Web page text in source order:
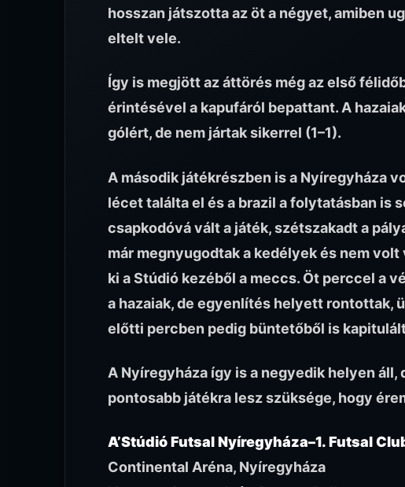
hosszan játszotta az öt a négyet, amiben
eltelt vele.
Így is megjött az áttörés még az első
érintésével a kapufáról bepattant. A
gólért, de nem jártak sikerrel (1–1).
A második játékrészben is a Nyíregyháza
lécet találta el és a brazil a folytatásban is
csapkodóvá vált a játék, szétszakadt a
már megnyugodtak a kedélyek és nem
ki a Stúdió kezéből a meccs. Öt perccel a
a hazaiak, de egyenlítés helyett rontottak,
előtti percben pedig büntetőből is
A Nyíregyháza így is a negyedik helyen
pontosabb játékra lesz szüksége, hogy
A’Stúdió Futsal Nyíregyháza–1. Futsal
Continental Aréna, Nyíregyháza